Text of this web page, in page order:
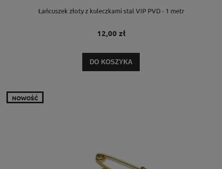
Łańcuszek złoty z kuleczkami stal VIP PVD - 1 metr
12,00 zł
DO KOSZYKA
NOWOŚĆ